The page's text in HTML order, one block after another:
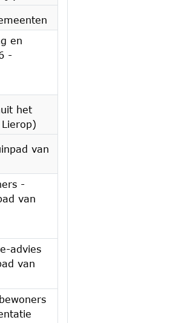
en
-
het
van
-
van
advies
van